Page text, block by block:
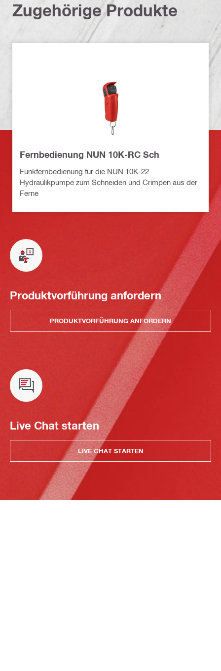
Zugehörige Produkte
Fernbedienung NUN 10K-RC Sch
Funkfernbedienung für die NUN 10K-22
Hydraulikpumpe zum Schneiden und Crimpen aus der
Ferne
Produktvorführung anfordern
PRODUKTVORFÜHRUNG ANFORDERN
Live Chat starten
LIVE CHAT STARTEN